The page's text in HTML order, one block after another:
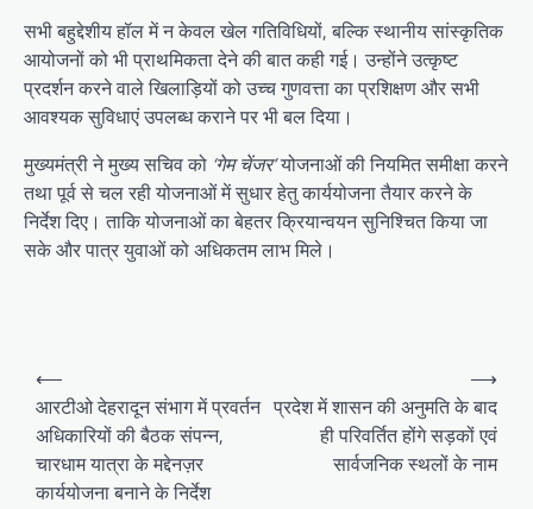
सभी बहुद्देशीय हॉल में न केवल खेल गतिविधियों, बल्कि स्थानीय सांस्कृतिक
आयोजनों को भी प्राथमिकता देने की बात कही गई। उन्होंने उत्कृष्ट
प्रदर्शन करने वाले खिलाड़ियों को उच्च गुणवत्ता का प्रशिक्षण और सभी
आवश्यक सुविधाएं उपलब्ध कराने पर भी बल दिया।
मुख्यमंत्री ने मुख्य सचिव को ‘गेम चेंजर’योजनाओं की नियमित समीक्षा करने
तथा पूर्व से चल रही योजनाओं में सुधार हेतु कार्ययोजना तैयार करने के
निर्देश दिए। ताकि योजनाओं का बेहतर क्रियान्वयन सुनिश्चित किया जा
सके और पात्र युवाओं को अधिकतम लाभ मिले।
⟵
आरटीओ देहरादून संभाग में प्रवर्तन
अधिकारियों की बैठक संपन्न,
चारधाम यात्रा के मद्देनज़र
कार्ययोजना बनाने के निर्देश
प्रदेश में शासन की अनुमति के बाद
ही परिवर्तित होंगे सड़कों एवं
सार्वजनिक स्थलों के नाम
⟶